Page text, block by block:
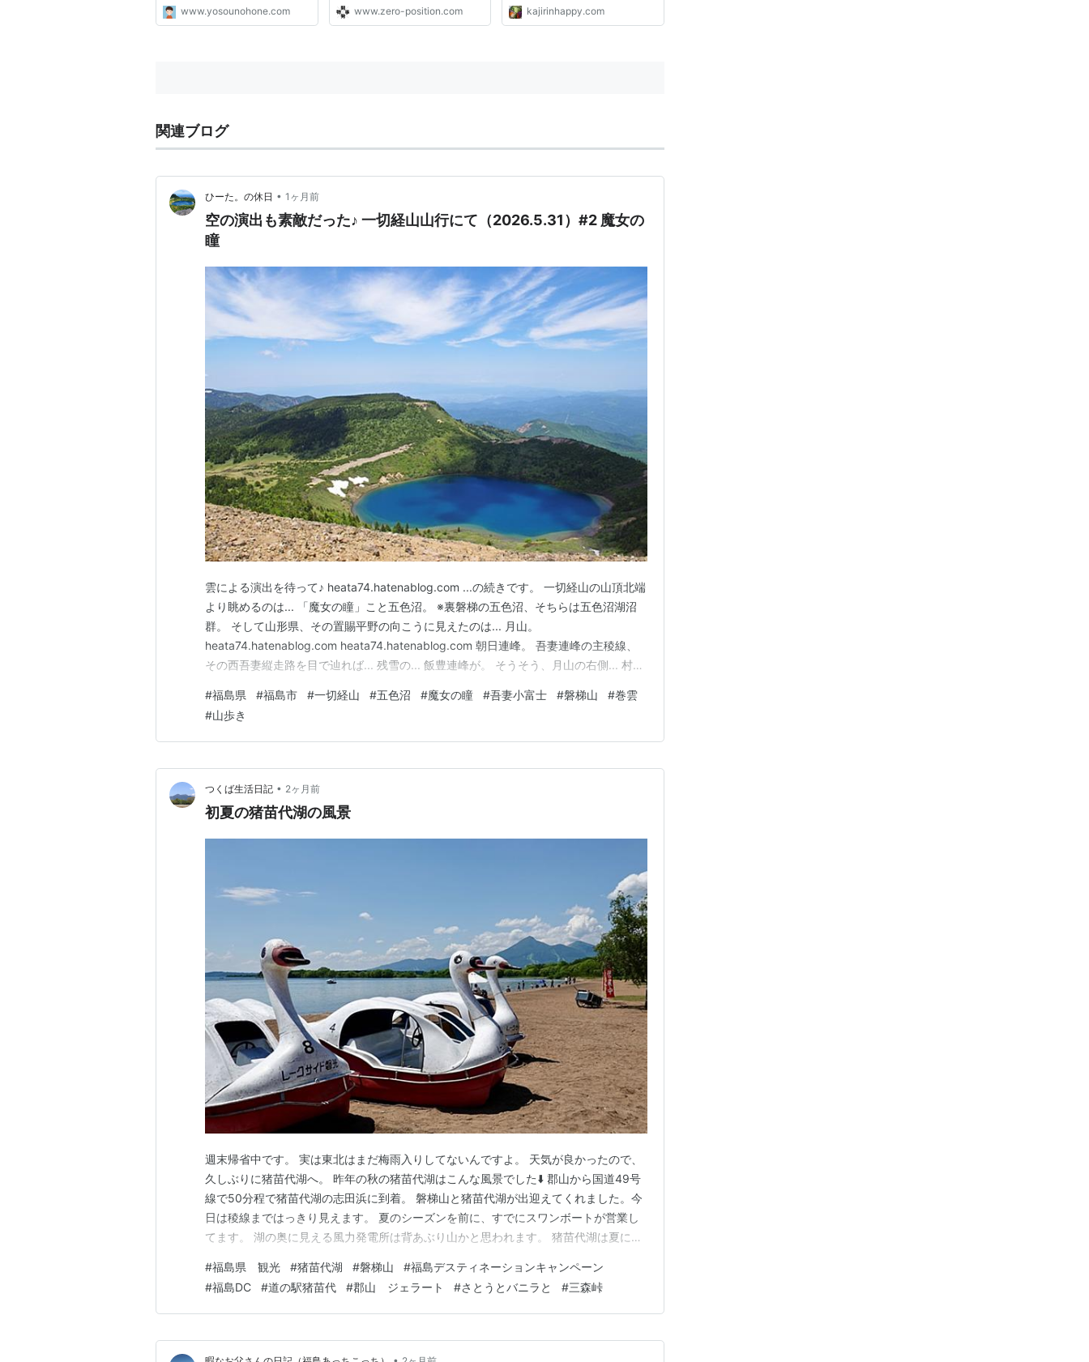
www.yosounohone.com www.zero-position.com kajirinhappy.com
関連ブログ
ひーた。の休日 • 1ヶ月前
空の演出も素敵だった♪ 一切経山山行にて（2026.5.31）#2 魔女の
瞳
雲による演出を待って♪ heata74.hatenablog.com ...の続きです。 一切経山の山頂北端
より眺めるのは... 「魔女の瞳」こと五色沼。 ※裏磐梯の五色沼、そちらは五色沼湖沼
群。 そして山形県、その置賜平野の向こうに見えたのは... 月山。
heata74.hatenablog.com heata74.hatenablog.com 朝日連峰。 吾妻連峰の主稜線、
その西吾妻縦走路を目で辿れば... 残雪の... 飯豊連峰が。 そうそう、月山の右側... 村山
たコバルトブルー。 風による演出に加えて..…
#福島県 #福島市 #一切経山 #五色沼 #魔女の瞳 #吾妻小富士 #磐梯山 #巻雲
#山歩き
つくば生活日記 • 2ヶ月前
初夏の猪苗代湖の風景
週末帰省中です。 実は東北はまだ梅雨入りしてないんですよ。 天気が良かったので、
久しぶりに猪苗代湖へ。 昨年の秋の猪苗代湖はこんな風景でした⬇️ 郡山から国道49号
線で50分程で猪苗代湖の志田浜に到着。 磐梯山と猪苗代湖が出迎えてくれました。今
日は稜線まではっきり見えます。 夏のシーズンを前に、すでにスワンボートが営業し
てます。 湖の奥に見える風力発電所は背あぶり山かと思われます。 猪苗代湖は夏にな
で訪れる人もまばらで、のんびり散策できます。 この時期の猪苗代湖はお勧めです
よ〜🎵 続いて訪れたのは、道の駅「猪苗代」 …
#福島県 観光 #猪苗代湖 #磐梯山 #福島デスティネーションキャンペーン
#福島DC #道の駅猪苗代 #郡山 ジェラート #さとうとバニラと #三森峠